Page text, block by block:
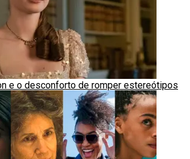
e o desconforto de romper estereótipos